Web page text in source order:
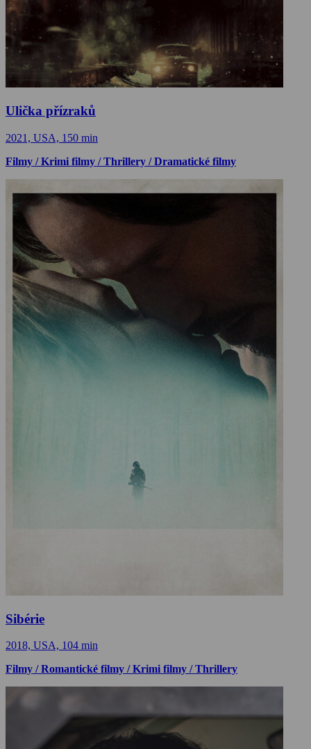
Ulička přízraků
2021, USA, 150 min
Filmy / Krimi filmy / Thrillery / Dramatické filmy
Sibérie
2018, USA, 104 min
Filmy / Romantické filmy / Krimi filmy / Thrillery